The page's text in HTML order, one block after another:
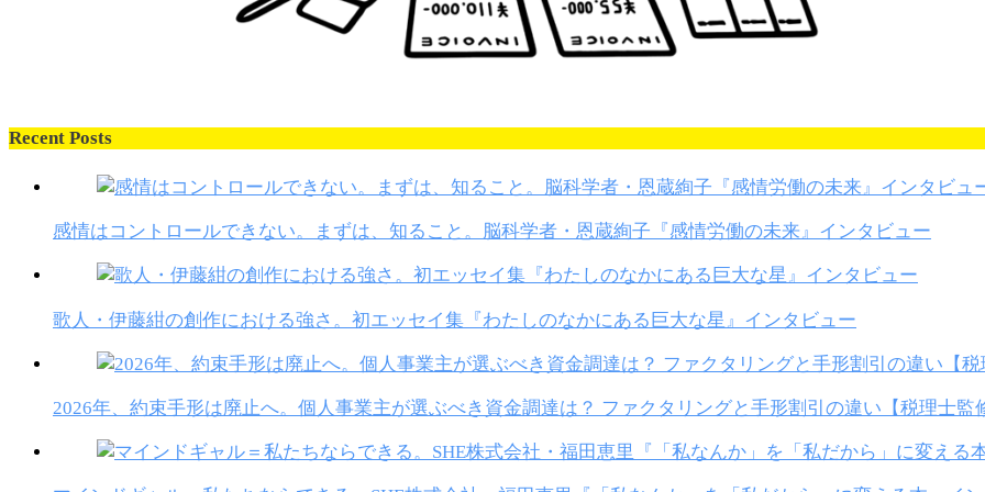
Recent Posts
感情はコントロールできない。まずは、知ること。脳科学者・恩蔵絢子『感情労働の未来』インタビュー
歌人・伊藤紺の創作における強さ。初エッセイ集『わたしのなかにある巨大な星』インタビュー
2026年、約束手形は廃止へ。個人事業主が選ぶべき資金調達は？ ファクタリングと手形割引の違い【税理士監